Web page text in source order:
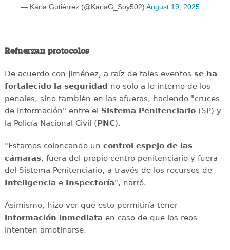
— Karla Gutiérrez (@KarlaG_Soy502) August 19, 2025
Refuerzan protocolos
De acuerdo con Jiménez, a raíz de tales eventos se ha
fortalecido la seguridad no solo a lo interno de los
penales, sino también en las afueras, haciendo "cruces
de información" entre el Sistema Penitenciario(SP) y
la Policía Nacional Civil (PNC).
"Estamos coloncando un control espejo de las
cámaras, fuera del propio centro penitenciario y fuera
del Sistema Penitenciario, a través de los recursos de
Inteligencia e Inspectoría", narró.
Asimismo, hizo ver que esto permitiría tener
información inmediata en caso de que los reos
intenten amotinarse.